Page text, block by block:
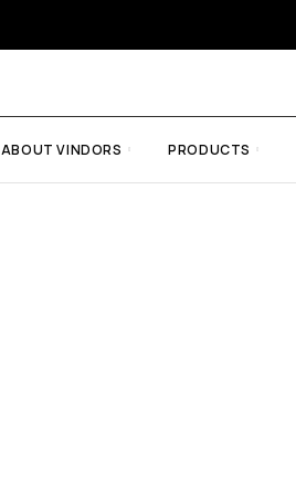
ABOUT VINDORS PRODUCTS